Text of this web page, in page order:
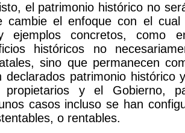
el patrimonio histórico no
cambie el enfoque con el cual
ejemplos concretos, como
históricos no
sino que permanecen
declarados patrimonio histórico
propietarios y el Gobierno,
casos incluso se han
o rentables.